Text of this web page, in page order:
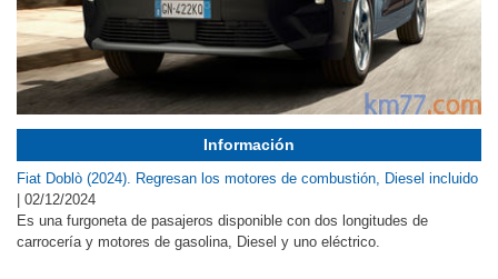
Información
Fiat Doblò (2024). Regresan los motores de combustión, Diesel incluido
02/12/2024
Es una furgoneta de pasajeros disponible con dos longitudes de
carrocería y motores de gasolina, Diesel y uno eléctrico.